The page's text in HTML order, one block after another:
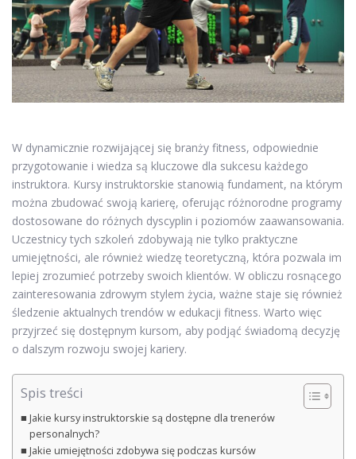
W dynamicznie rozwijającej się branży fitness, odpowiednie
przygotowanie i wiedza są kluczowe dla sukcesu każdego
instruktora. Kursy instruktorskie stanowią fundament, na którym
można zbudować swoją karierę, oferując różnorodne programy
dostosowane do różnych dyscyplin i poziomów zaawansowania.
Uczestnicy tych szkoleń zdobywają nie tylko praktyczne
umiejętności, ale również wiedzę teoretyczną, która pozwala im
lepiej zrozumieć potrzeby swoich klientów. W obliczu rosnącego
zainteresowania zdrowym stylem życia, ważne staje się również
śledzenie aktualnych trendów w edukacji fitness. Warto więc
przyjrzeć się dostępnym kursom, aby podjąć świadomą decyzję
o dalszym rozwoju swojej kariery.
Spis treści
Jakie kursy instruktorskie są dostępne dla trenerów
personalnych?
Jakie umiejętności zdobywa się podczas kursów